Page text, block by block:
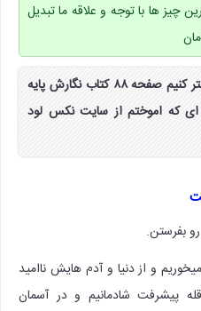
چیز ها با توجه و علاقه ما تبدیل
جواب وسعت و عمق نوشته را بیشتر کنیم صفحه ۸۸ کتاب نگارش پایه
ای که اموختم از سایت نکس لود
بفرستن.
و از دنیا و آدم هایش ناامید
پیشرفت شادمانیم و در آسمان